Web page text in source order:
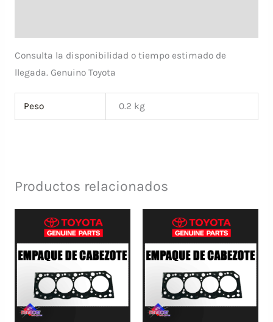
Consulta la disponibilidad o tiempo estimado de
llegada. Genuino Toyota
Peso 0.2 kg
Productos relacionados